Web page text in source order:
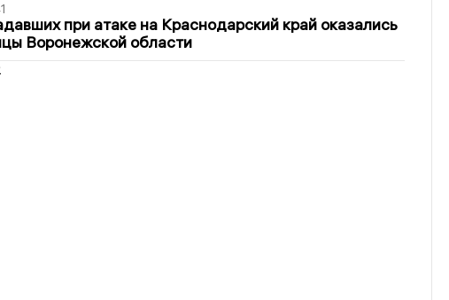
при атаке на Краснодарский край оказались
Воронежской области